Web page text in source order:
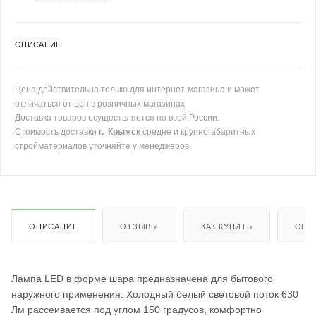
ОПИСАНИЕ
Цена действительна только для интернет-магазина и может
отличаться от цен в розничных магазинах.
Доставка товаров осуществляется по всей России.
Стоимость доставки г. Крымск средне и крупногабаритных
стройматериалов уточняйте у менеджеров.
ОПИСАНИЕ ОТЗЫВЫ КАК КУПИТЬ
Лампа LED в форме шара предназначена для бытового
наружного применения. Холодный белый световой поток 630
Лм рассеивается под углом 150 градусов, комфортно